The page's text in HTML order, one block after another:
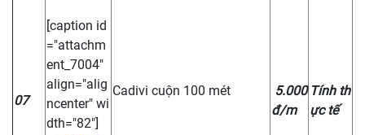
07
[caption id
="attachm
ent_7004"
align="alig
ncenter" wi
dth="82"]
Cadivi cuộn 100 mét
5.000
đ/m
Tính th
ực tế